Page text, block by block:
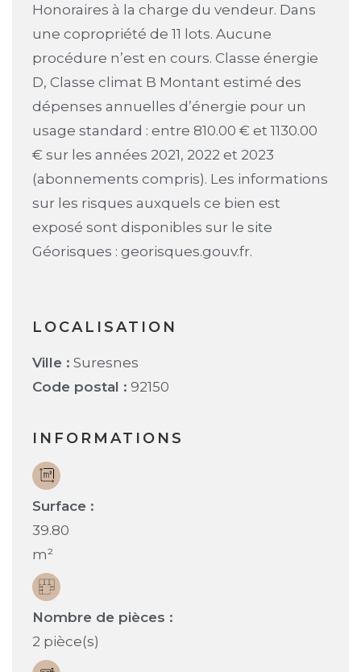
Honoraires à la charge du vendeur. Dans
une copropriété de 11 lots. Aucune
procédure n’est en cours. Classe énergie
D, Classe climat B Montant estimé des
dépenses annuelles d’énergie pour un
usage standard : entre 810.00 € et 1130.00
€ sur les années 2021, 2022 et 2023
(abonnements compris). Les informations
sur les risques auxquels ce bien est
exposé sont disponibles sur le site
Géorisques : georisques.gouv.fr.
LOCALISATION
Ville : Suresnes
Code postal : 92150
INFORMATIONS
Surface :
39.80
m²
Nombre de pièces :
2 pièce(s)